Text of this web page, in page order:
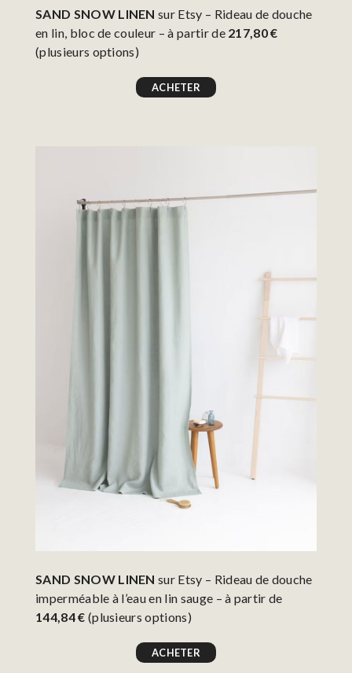
SAND SNOW LINEN sur Etsy – Rideau de douche
en lin, bloc de couleur – à partir de 217,80 €
(plusieurs options)
ACHETER
SAND SNOW LINEN sur Etsy – Rideau de douche
imperméable à l’eau en lin sauge – à partir de
144,84 € (plusieurs options)
ACHETER